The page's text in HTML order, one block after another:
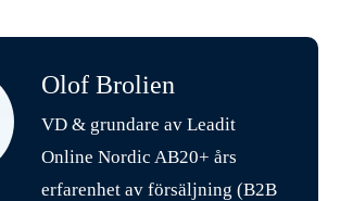
Olof Brolien
VD & grundare av Leadit
Online Nordic AB20+ års
erfarenhet av försäljning (B2B